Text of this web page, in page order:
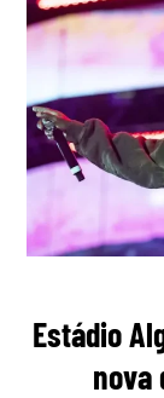
Estádio
nova